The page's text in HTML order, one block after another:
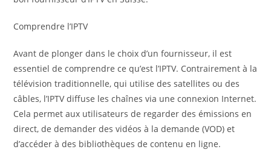
Comprendre l’IPTV
Avant de plonger dans le choix d’un fournisseur, il est
essentiel de comprendre ce qu’est l’IPTV. Contrairement à la
télévision traditionnelle, qui utilise des satellites ou des
câbles, l’IPTV diffuse les chaînes via une connexion Internet.
Cela permet aux utilisateurs de regarder des émissions en
direct, de demander des vidéos à la demande (VOD) et
d’accéder à des bibliothèques de contenu en ligne.